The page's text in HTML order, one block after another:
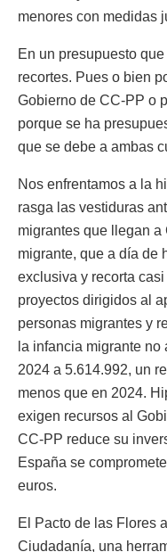
menores con medidas
En un presupuesto
recortes. Pues o bien
Gobierno de CC-PP o
porque se ha
que se debe a ambas
Nos enfrentamos a la
rasga las vestiduras
migrantes que llegan
migrante, que a día de
exclusiva y recorta
proyectos dirigidos al
personas migrantes y
la infancia migrante
2024 a 5.614.992, un
menos que en 2024.
exigen recursos al
CC-PP reduce su
España se
euros.
El Pacto de las Flores
Ciudadanía, una